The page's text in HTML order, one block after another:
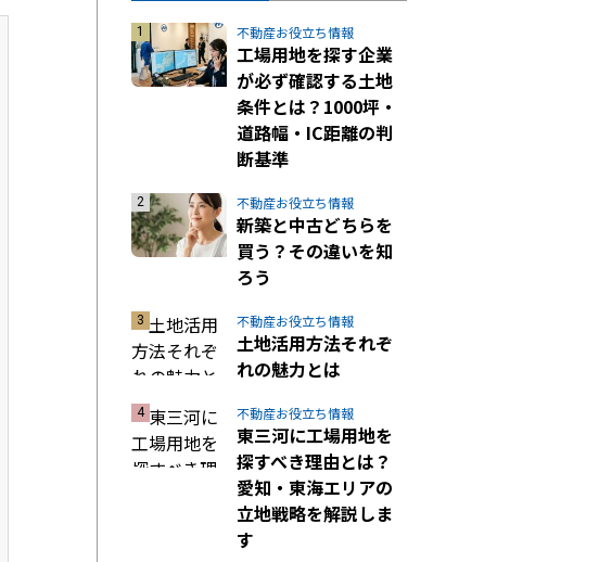
不動産お役立ち情報
工場用地を探す企業
が必ず確認する土地
条件とは？1000坪・
道路幅・IC距離の判
断基準
不動産お役立ち情報
新築と中古どちらを
買う？その違いを知
ろう
不動産お役立ち情報
土地活用方法それぞ
れの魅力とは
不動産お役立ち情報
東三河に工場用地を
探すべき理由とは？
愛知・東海エリアの
立地戦略を解説しま
す